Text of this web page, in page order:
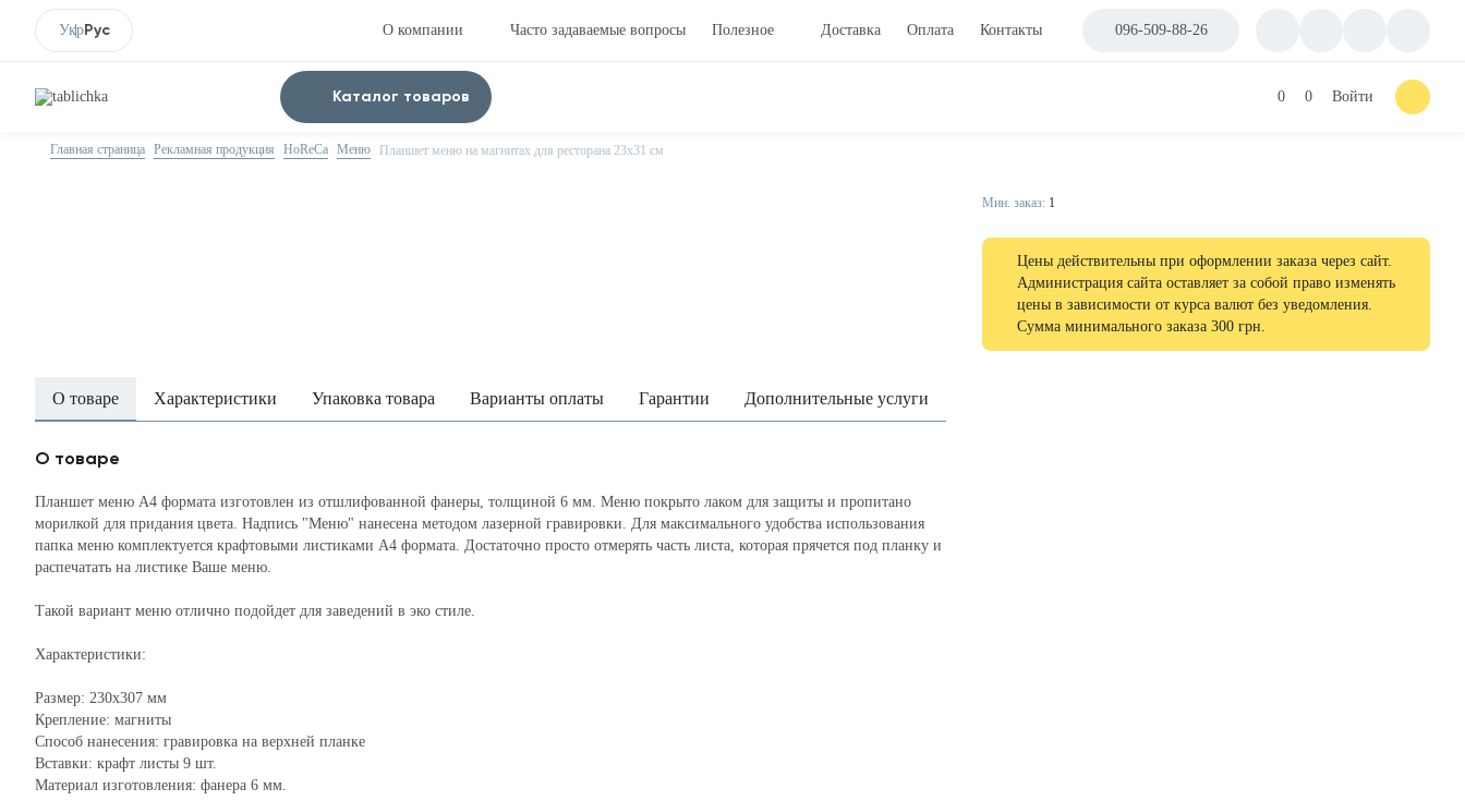
УкрРус О компании Часто задаваемые вопросы Полезное Доставка Оплата Контакты 096-509-88-26
Каталог товаров 0 0 Войти
Главная страница Рекламная продукция HoReCa Меню Планшет меню на магнитах для ресторана 23х31 см
Мин. заказ: 1
Цены действительны при оформлении заказа через сайт.
Администрация сайта оставляет за собой право изменять
цены в зависимости от курса валют без уведомления.
Сумма минимального заказа 300 грн.
О товаре Характеристики Упаковка товара Варианты оплаты Гарантии Дополнительные услуги
О товаре
Планшет меню А4 формата изготовлен из отшлифованной фанеры, толщиной 6 мм. Меню покрыто лаком для защиты и пропитано
морилкой для придания цвета. Надпись "Меню" нанесена методом лазерной гравировки. Для максимального удобства использования
папка меню комплектуется крафтовыми листиками А4 формата. Достаточно просто отмерять часть листа, которая прячется под планку и
распечатать на листике Ваше меню.
Такой вариант меню отлично подойдет для заведений в эко стиле.
Характеристики:
Размер: 230х307 мм
Крепление: магниты
Способ нанесения: гравировка на верхней планке
Вставки: крафт листы 9 шт.
Материал изготовления: фанера 6 мм.